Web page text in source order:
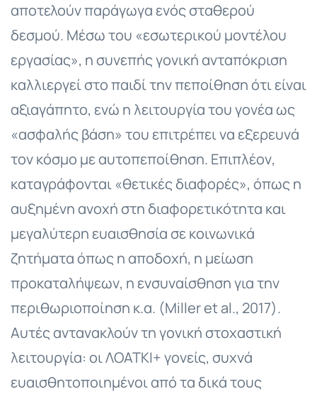
αποτελούν παράγωγα ενός σταθερού
δεσμού. Μέσω του «εσωτερικού μοντέλου
εργασίας», η συνεπής γονική ανταπόκριση
καλλιεργεί στο παιδί την πεποίθηση ότι είναι
αξιαγάπητο, ενώ η λειτουργία του γονέα ως
«ασφαλής βάση» του επιτρέπει να εξερευνά
τον κόσμο με αυτοπεποίθηση. Επιπλέον,
καταγράφονται «θετικές διαφορές», όπως η
αυξημένη ανοχή στη διαφορετικότητα και
μεγαλύτερη ευαισθησία σε κοινωνικά
ζητήματα όπως η αποδοχή, η μείωση
προκαταλήψεων, η ενσυναίσθηση για την
περιθωριοποίηση κ.α. (Miller et al., 2017).
Αυτές αντανακλούν τη γονική στοχαστική
λειτουργία: οι ΛΟΑΤΚΙ+ γονείς, συχνά
ευαισθητοποιημένοι από τα δικά τους